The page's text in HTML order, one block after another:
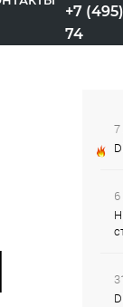
+7
74
7